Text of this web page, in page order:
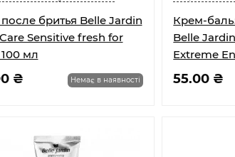
бритья Belle Jardin
Sensitive fresh for
мл
₴ Немає в наявності
Крем-
Belle
Extreme
55.00 ₴